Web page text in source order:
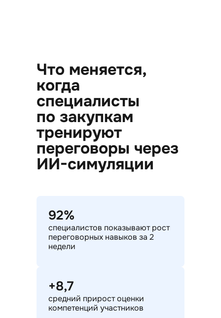
Что меняется,
когда
специалисты
по закупкам
тренируют
переговоры через
ИИ-симуляции
92%
специалистов показывают рост
переговорных навыков за 2
недели
+8,7
средний прирост оценки
компетенций участников